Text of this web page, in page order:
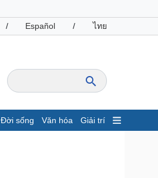
/ Español / ไทย
Đời sống Văn hóa Giải trí